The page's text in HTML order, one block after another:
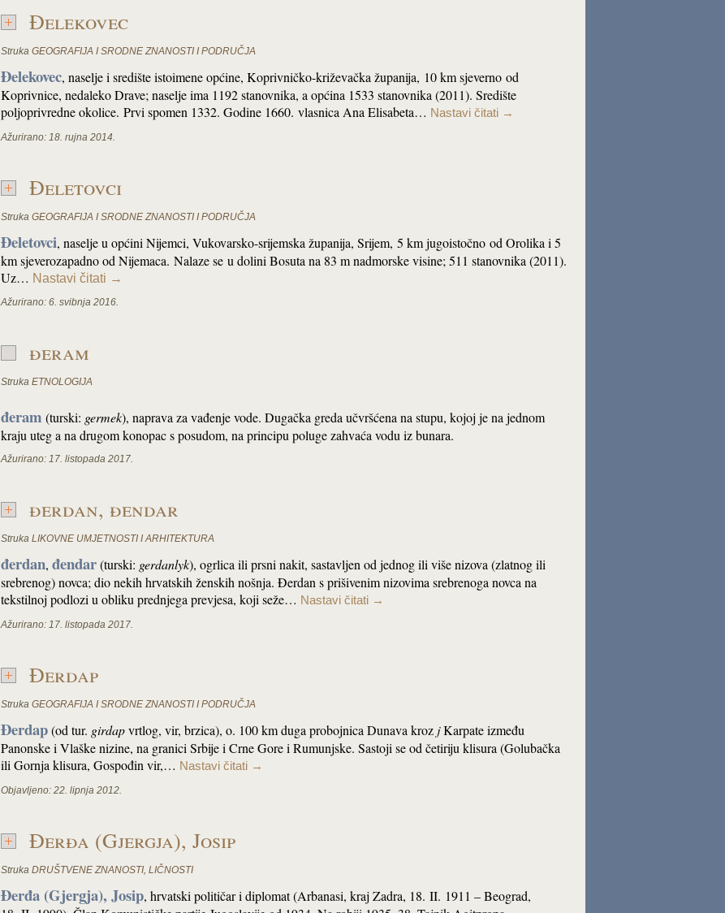
Đelekovec
Struka GEOGRAFIJA I SRODNE ZNANOSTI I PODRUČJA
Đelekovec, naselje i središte istoimene općine, Koprivničko-križevačka županija, 10 km sjeverno od
Koprivnice, nedaleko Drave; naselje ima 1192 stanovnika, a općina 1533 stanovnika (2011). Središte
poljoprivredne okolice. Prvi spomen 1332. Godine 1660. vlasnica Ana Elisabeta… Nastavi čitati →
Ažurirano: 18. rujna 2014.
Đeletovci
Struka GEOGRAFIJA I SRODNE ZNANOSTI I PODRUČJA
Đeletovci, naselje u općini Nijemci, Vukovarsko-srijemska županija, Srijem, 5 km jugoistočno od Orolika i 5
km sjeverozapadno od Nijemaca. Nalaze se u dolini Bosuta na 83 m nadmorske visine; 511 stanovnika (2011).
Uz… Nastavi čitati →
Ažurirano: 6. svibnja 2016.
đeram
Struka ETNOLOGIJA
đeram (turski: germek), naprava za vađenje vode. Dugačka greda učvršćena na stupu, kojoj je na jednom
kraju uteg a na drugom konopac s posudom, na principu poluge zahvaća vodu iz bunara.
Ažurirano: 17. listopada 2017.
đerdan, đendar
Struka LIKOVNE UMJETNOSTI I ARHITEKTURA
đerdan, đendar(turski: gerdanlyk), ogrlica ili prsni nakit, sastavljen od jednog ili više nizova (zlatnog ili
srebrenog) novca; dio nekih hrvatskih ženskih nošnja. Đerdan s prišivenim nizovima srebrenoga novca na
tekstilnoj podlozi u obliku prednjega prevjesa, koji seže… Nastavi čitati →
Ažurirano: 17. listopada 2017.
Đerdap
Struka GEOGRAFIJA I SRODNE ZNANOSTI I PODRUČJA
Đerdap(od tur. girdapvrtlog, vir, brzica), o. 100 km duga probojnica Dunava kroz jKarpate između
Panonske i Vlaške nizine, na granici Srbije i Crne Gore i Rumunjske. Sastoji se od četiriju klisura (Golubačka
ili Gornja klisura, Gospođin vir,… Nastavi čitati →
Objavljeno: 22. lipnja 2012.
Đerđa (Gjergja), Josip
Struka DRUŠTVENE ZNANOSTI, LIČNOSTI
Đerđa (Gjergja), Josip, hrvatski političar i diplomat (Arbanasi, kraj Zadra, 18. II. 1911 – Beograd,